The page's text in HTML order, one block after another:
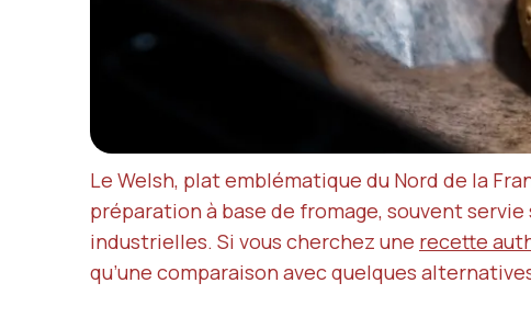
Le Welsh, plat emblématique du Nord de la
préparation à base de fromage, souvent
industrielles. Si vous cherchez une recette
qu’une comparaison avec quelques